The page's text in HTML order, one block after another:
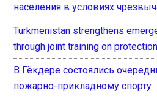
населения в условиях
Turkmenistan strengthens
through joint training on
В Гёкдере состоялись
пожарно-прикладному спорту